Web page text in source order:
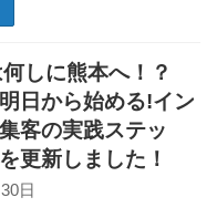
何しに熊本へ！？
明日から始める!イン
客の実践ステッ
更新しました！
日